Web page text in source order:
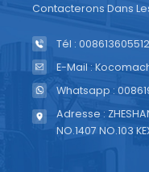
Contacterons Dans
Tél :
E-Mail :
Whatsapp :
Adresse :
NO.1407 NO.103